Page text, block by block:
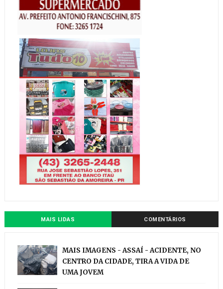
MAIS LIDAS COMENTÁRIOS
MAIS IMAGENS - ASSAÍ - ACIDENTE, NO
CENTRO DA CIDADE, TIRA A VIDA DE
UMA JOVEM